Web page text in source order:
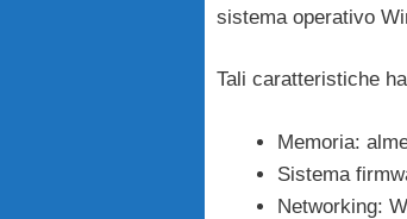
sistema operativo
Tali caratteristiche
Memoria:
Sistema
Networking: